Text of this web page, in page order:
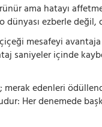
ama hatayı
ezberle değil,
mesafeyi avantaja
saniyeler içinde
edenleri
Her denemede